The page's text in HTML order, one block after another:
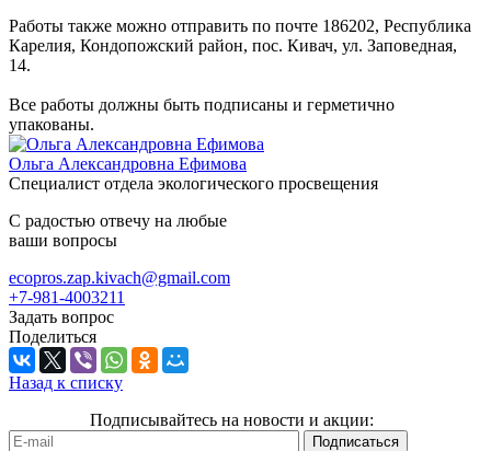
Работы также можно отправить по почте 186202, Республика
Карелия, Кондопожский район, пос. Кивач, ул. Заповедная,
14.
Все работы должны быть подписаны и герметично
упакованы.
Ольга Александровна Ефимова
Специалист отдела экологического просвещения
С радостью отвечу на любые
ваши вопросы
ecopros.zap.kivach@gmail.com
+7-981-4003211
Задать вопрос
Поделиться
Назад к списку
Подписывайтесь на новости и акции: